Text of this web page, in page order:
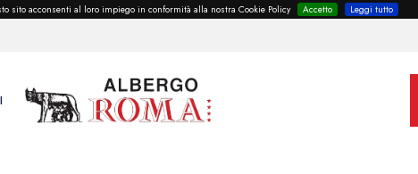
sito acconsenti al loro impiego in conformità alla nostra Cookie Policy Accetto Leggi tutto